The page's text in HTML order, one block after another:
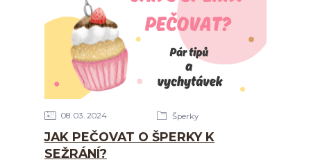
08 03 2024 Šperky
JAK PEČOVAT O ŠPERKY K
SEŽRÁNÍ?